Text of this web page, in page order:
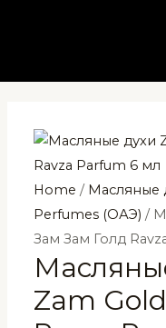
Home / Масляные
Perfumes (ОАЭ) /
Зам Зам Голд
Zam